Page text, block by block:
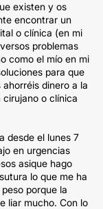
existen y os
encontrar un
o clínica (en mi
problemas
como el mío en mi
para que
dinero a la
o clínica
desde el lunes 7
en urgencias
asique hago
lo que me ha
porque la
liar mucho. Con lo